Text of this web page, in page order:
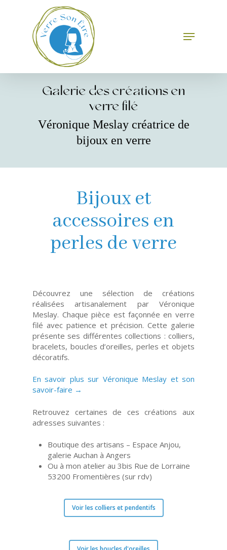
Menu
Galerie des créations en
verre filé
Véronique Meslay créatrice de
bijoux en verre
Bijoux et
accessoires en
perles de verre
Découvrez une sélection de créations
réalisées artisanalement par Véronique
Meslay. Chaque pièce est façonnée en verre
filé avec patience et précision. Cette galerie
présente ses différentes collections : colliers,
bracelets, boucles d’oreilles, perles et objets
décoratifs.
En savoir plus sur Véronique Meslay et son
savoir-faire →
Retrouvez certaines de ces créations aux
adresses suivantes :
Boutique des artisans – Espace Anjou,
galerie Auchan à Angers
Ou à mon atelier au 3bis Rue de Lorraine
53200 Fromentières (sur rdv)
Voir les colliers et pendentifs